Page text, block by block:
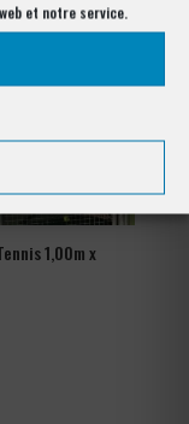
et notre service.
1,00m x